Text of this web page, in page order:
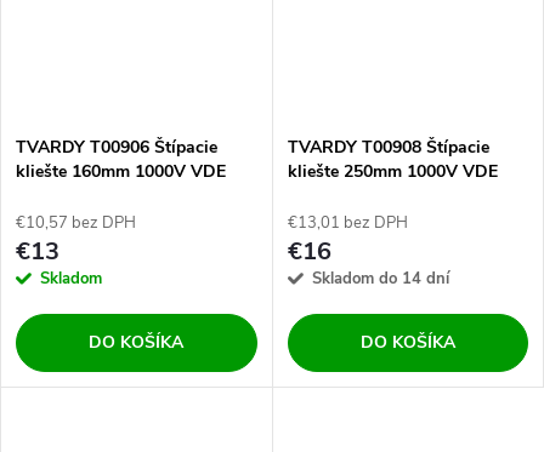
TVARDY T00906 Štípacie
kliešte 160mm 1000V VDE
€10,57 bez DPH
€13
Skladom
DO KOŠÍKA
TVARDY T00908 Štípacie
kliešte 250mm 1000V VDE
€13,01 bez DPH
€16
Skladom do 14 dní
DO KOŠÍKA